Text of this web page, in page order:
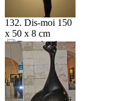
132. Dis-moi 150
x 50 x 8 cm